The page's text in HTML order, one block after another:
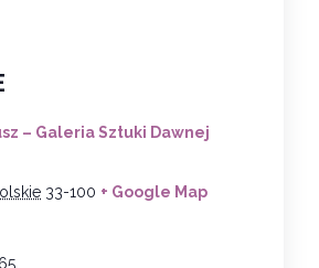
– Galeria Sztuki Dawnej
33-100 + Google Map